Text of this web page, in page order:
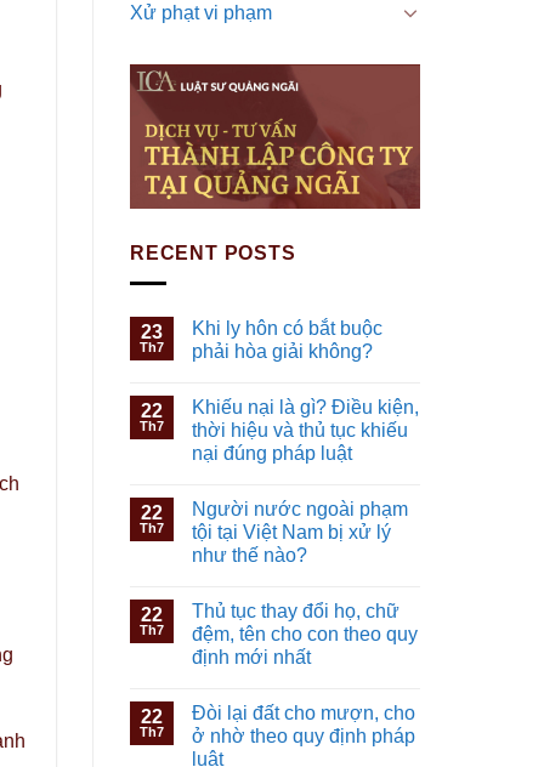
Xử phạt vi phạm
RECENT POSTS
23
Th7
Khi ly hôn có bắt buộc
phải hòa giải không?
22
Th7
Khiếu nại là gì? Điều kiện,
thời hiệu và thủ tục khiếu
nại đúng pháp luật
22
Th7
Người nước ngoài phạm
tội tại Việt Nam bị xử lý
như thế nào?
22
Th7
Thủ tục thay đổi họ, chữ
đệm, tên cho con theo quy
định mới nhất
22
Th7
Đòi lại đất cho mượn, cho
ở nhờ theo quy định pháp
luật